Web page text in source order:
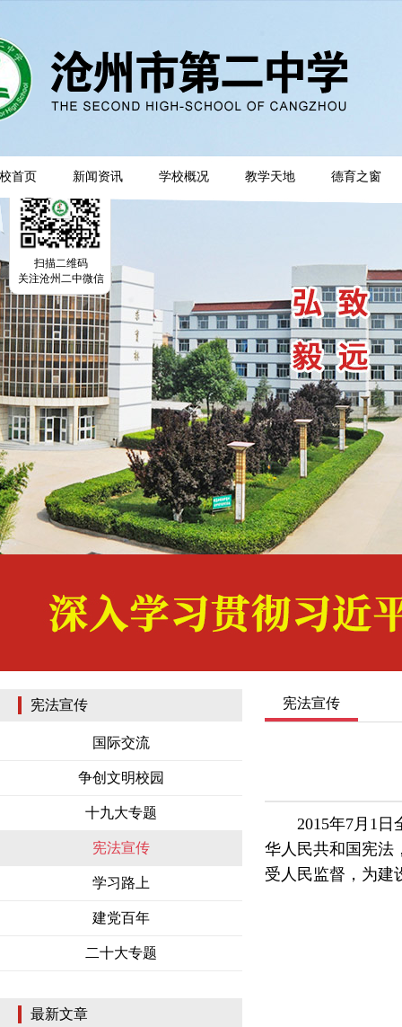
首页 新闻资讯 学校概况 教学天地 德育之窗
宪法宣传
国际交流
争创文明校园
十九大专题
宪法宣传
学习路上
建党百年
二十大专题
最新文章
宪法宣传
2015年7月1日全
华人民共和国宪法
受人民监督，为建
扫描二维码
关注沧州二中微信